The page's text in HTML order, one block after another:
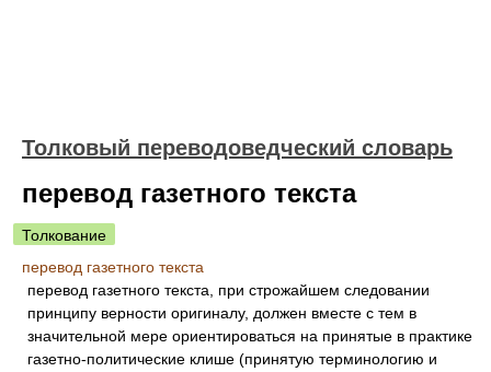
Толковый переводоведческий словарь
перевод газетного текста
Толкование
перевод газетного текста
перевод газетного текста, при строжайшем следовании
принципу верности оригиналу, должен вместе с тем в
значительной мере ориентироваться на принятые в практике
газетно-политические клише (принятую терминологию и